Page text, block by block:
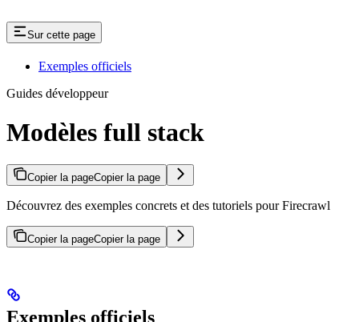
Sur cette page
Exemples officiels
Guides développeur
Modèles full stack
Copier la pageCopier la page
Découvrez des exemples concrets et des tutoriels pour Firecrawl
Copier la pageCopier la page
Exemples officiels